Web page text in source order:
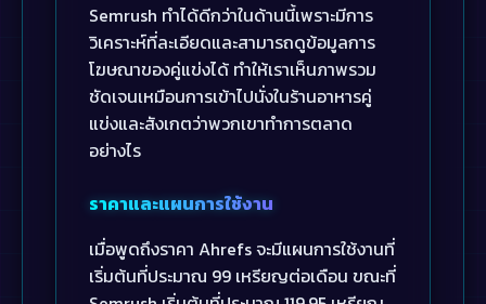
Semrush ทำได้ดีกว่าในด้านนี้เพราะมีการ
วิเคราะห์ที่ละเอียดและสามารถดูข้อมูลการ
โฆษณาของคู่แข่งได้ ทำให้เราเห็นภาพรวม
ชัดเจนเหมือนการเข้าไปนั่งในร้านอาหารคู่
แข่งและสังเกตว่าพวกเขาทำการตลาด
อย่างไร
ราคาและแผนการใช้งาน
เมื่อพูดถึงราคา Ahrefs จะมีแผนการใช้งานที่
เริ่มต้นที่ประมาณ 99 เหรียญต่อเดือน ขณะที่